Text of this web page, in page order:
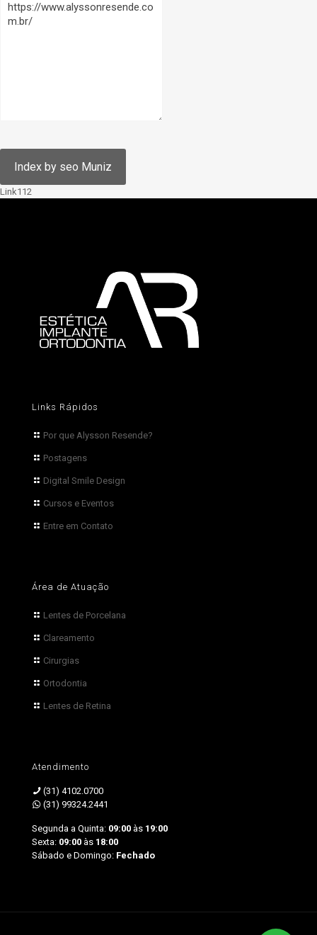
Links Rápidos
Por que Alysson Resende?
Postagens
Digital Smile Design
Cursos e Eventos
Entre em Contato
Área de Atuação
Lentes de Porcelana
Clareamento
Cirurgias
Ortodontia
Lentes de Retina
Atendimento
(31) 4102.0700
(31) 99324.2441
Segunda a Quinta: 09:00 às 19:00
Sexta: 09:00 às 18:00
Sábado e Domingo: Fechado
Link112